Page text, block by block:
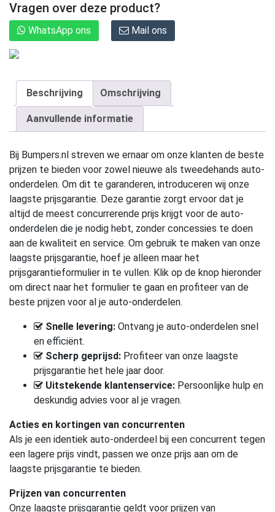
Vragen over deze product?
WhatsApp ons Mail ons
Beschrijving Omschrijving
Aanvullende informatie
Bij Bumpers.nl streven we ernaar om onze klanten de beste
prijzen te bieden voor zowel nieuwe als tweedehands auto-
onderdelen. Om dit te garanderen, introduceren wij onze
laagste prijsgarantie. Deze garantie zorgt ervoor dat je
altijd de meest concurrerende prijs krijgt voor de auto-
onderdelen die je nodig hebt, zonder concessies te doen
aan de kwaliteit en service. Om gebruik te maken van onze
laagste prijsgarantie, hoef je alleen maar het
prijsgarantieformulier in te vullen. Klik op de knop hieronder
om direct naar het formulier te gaan en profiteer van de
beste prijzen voor al je auto-onderdelen.
Snelle levering: Ontvang je auto-onderdelen snel
en efficiënt.
Scherp geprijsd: Profiteer van onze laagste
prijsgarantie het hele jaar door.
Uitstekende klantenservice: Persoonlijke hulp en
deskundig advies voor al je vragen.
Acties en kortingen van concurrenten
Als je een identiek auto-onderdeel bij een concurrent tegen
een lagere prijs vindt, passen we onze prijs aan om de
laagste prijsgarantie te bieden.
Prijzen van concurrenten
Onze laagste prijsgarantie geldt voor prijzen van